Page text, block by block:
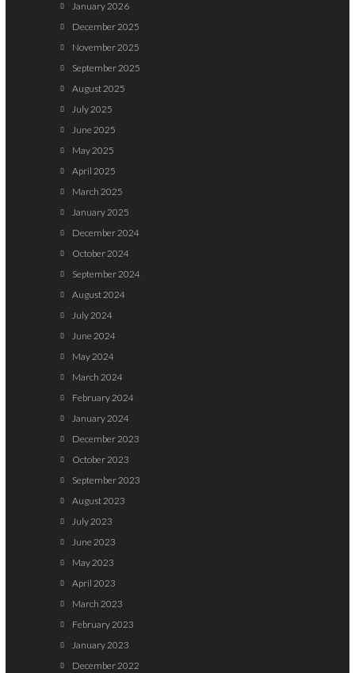
January 2026
December 2025
November 2025
September 2025
August 2025
July 2025
June 2025
May 2025
April 2025
March 2025
January 2025
December 2024
October 2024
September 2024
August 2024
July 2024
June 2024
May 2024
March 2024
February 2024
January 2024
December 2023
October 2023
September 2023
August 2023
July 2023
June 2023
May 2023
April 2023
March 2023
February 2023
January 2023
December 2022